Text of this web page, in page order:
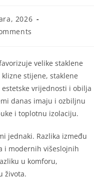
2026
velike staklene
stijene, staklene
vrijednosti i obilja
danas imaju i ozbiljnu
i toplotnu izolaciju.
jednaki. Razlika između
i modernih višeslojnih
u komforu,
života.